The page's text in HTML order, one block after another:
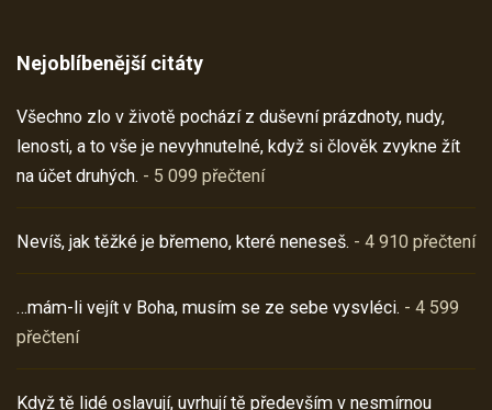
Nejoblíbenější citáty
Všechno zlo v životě pochází z duševní prázdnoty, nudy,
lenosti, a to vše je nevyhnutelné, když si člověk zvykne žít
na účet druhých. - 5 099 přečtení
Nevíš, jak těžké je břemeno, které neneseš. - 4 910 přečtení
…mám-li vejít v Boha, musím se ze sebe vysvléci. - 4 599
přečtení
Když tě lidé oslavují, uvrhují tě především v nesmírnou